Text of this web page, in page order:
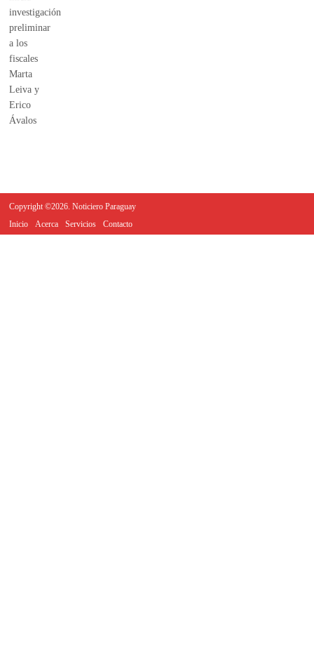
Copyright ©2026. Noticiero Paraguay
Inicio
Acerca Servicios Contacto